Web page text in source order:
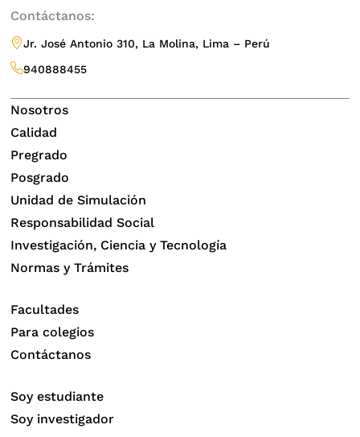
Contáctanos:
Jr. José Antonio 310, La Molina, Lima – Perú
940888455
Nosotros
Calidad
Pregrado
Posgrado
Unidad de Simulación
Responsabilidad Social
Investigación, Ciencia y Tecnología
Normas y Trámites
Facultades
Para colegios
Contáctanos
Soy estudiante
Soy investigador